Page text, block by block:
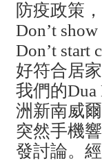
防疫政策
Don’t
Don’t start
好符合居
我們的
洲新南威
突然手機
發討論。